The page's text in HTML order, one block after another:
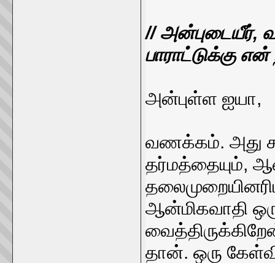
// அன்புடையீர்,
பாராட்டுக்கு
அன்புள்ள ஐயா,
வணக்கம். அது
தர்மத்தையும்,
ஆன்மிகவாதி
தான். ஒரு